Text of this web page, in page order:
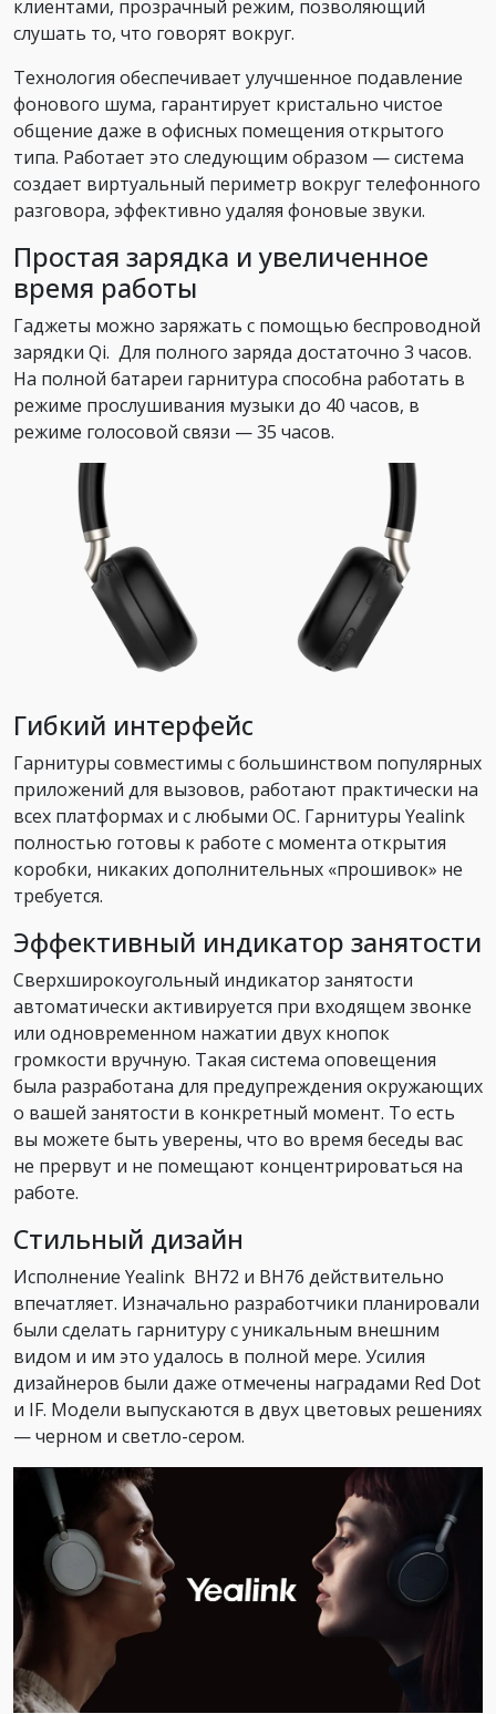
клиентами, прозрачный режим, позволяющий
слушать то, что говорят вокруг.
Технология обеспечивает улучшенное подавление
фонового шума, гарантирует кристально чистое
общение даже в офисных помещения открытого
типа. Работает это следующим образом — система
создает виртуальный периметр вокруг телефонного
разговора, эффективно удаляя фоновые звуки.
Простая зарядка и увеличенное
время работы
Гаджеты можно заряжать с помощью беспроводной
зарядки Qi. Для полного заряда достаточно 3 часов.
На полной батареи гарнитура способна работать в
режиме прослушивания музыки до 40 часов, в
режиме голосовой связи — 35 часов.
Гибкий интерфейс
Гарнитуры совместимы с большинством популярных
приложений для вызовов, работают практически на
всех платформах и с любыми ОС. Гарнитуры Yealink
полностью готовы к работе с момента открытия
коробки, никаких дополнительных «прошивок» не
требуется.
Эффективный индикатор занятости
Сверхширокоугольный индикатор занятости
автоматически активируется при входящем звонке
или одновременном нажатии двух кнопок
громкости вручную. Такая система оповещения
была разработана для предупреждения окружающих
о вашей занятости в конкретный момент. То есть
вы можете быть уверены, что во время беседы вас
не прервут и не помещают концентрироваться на
работе.
Стильный дизайн
Исполнение Yealink BH72 и BH76 действительно
впечатляет. Изначально разработчики планировали
были сделать гарнитуру с уникальным внешним
видом и им это удалось в полной мере. Усилия
дизайнеров были даже отмечены наградами Red Dot
и IF. Модели выпускаются в двух цветовых решениях
— черном и светло-сером.